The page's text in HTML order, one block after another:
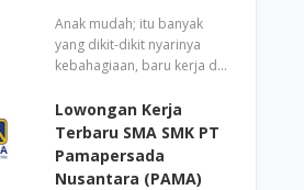
Anak mudah; itu banyak
yang dikit-dikit nyarinya
kebahagiaan, baru kerja d…
Lowongan Kerja
Terbaru SMA SMK PT
Pamapersada
Nusantara (PAMA)